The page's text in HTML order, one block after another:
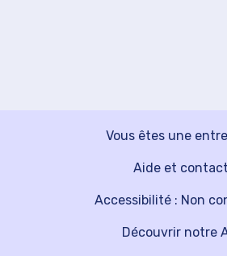
Vous êtes une
Découvrir notre
Aide et contact
Accessibilité : Non